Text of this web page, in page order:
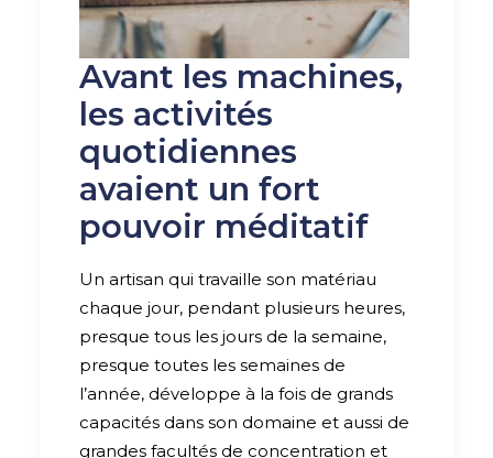
Avant les machines,
les activités
quotidiennes
avaient un fort
pouvoir méditatif
Un artisan qui travaille son matériau
chaque jour, pendant plusieurs heures,
presque tous les jours de la semaine,
presque toutes les semaines de
l’année, développe à la fois de grands
capacités dans son domaine et aussi de
grandes facultés de concentration et